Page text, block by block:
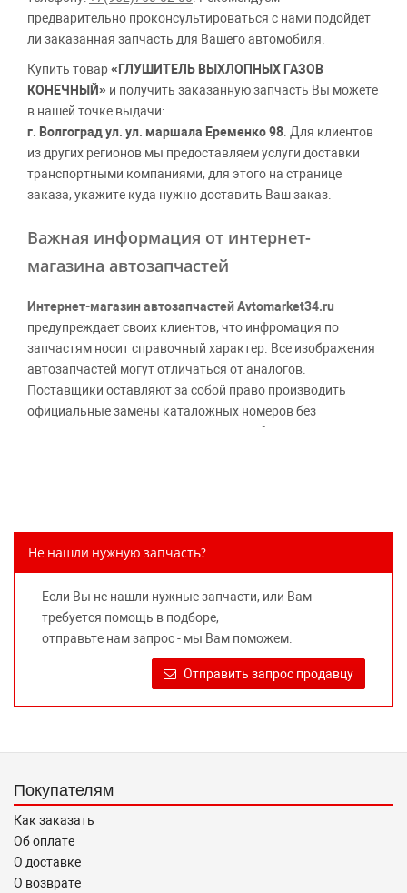
предварительно проконсультироваться с нами подойдет
ли заказанная запчасть для Вашего автомобиля.
Купить товар«ГЛУШИТЕЛЬ ВЫХЛОПНЫХ ГАЗОВ
КОНЕЧНЫЙ» и получить заказанную запчасть Вы можете
в нашей точке выдачи:
г. Волгоград ул. ул. маршала Еременко 98 . Для клиентов
из других регионов мы предоставляем услуги доставки
транспортными компаниями, для этого на странице
заказа, укажите куда нужно доставить Ваш заказ.
Важная информация от интернет-
магазина автозапчастей
Интернет-магазин автозапчастей Avtomarket34.ru
предупреждает своих клиентов, что инфромация по
запчастям носит справочный характер. Все изображения
автозапчастей могут отличаться от аналогов.
Поставщики оставляют за собой право производить
официальные замены каталожных номеров без
дополнительного уведомления дистрибьюторов, что
части к той или иной марке автомобиля, то есть на
предлагаемых к продаже запасных частей для
автомобилей и их производителей, не нарушает права
правообладателей указанных товарных знаков.
Требование предоставлять покупателю необходимую и
достоверную информацию о товаре, предлагаемом к
«О защите прав потребителей».
Не нашли нужную запчасть?
Если Вы не нашли нужные запчасти, или Вам
требуется помощь в подборе,
отправьте нам запрос - мы Вам поможем.
Отправить запрос продавцу
Покупателям
Как заказать
Об оплате
О доставке
О возврате